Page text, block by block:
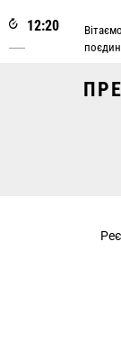
12:20